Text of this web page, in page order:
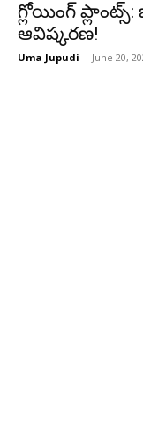
గ్లోయింగ్
ఆవిష్కరణ!
Uma Jupudi - June 20,